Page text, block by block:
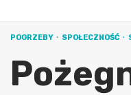
POGRZEBY SPOŁECZNOŚĆ